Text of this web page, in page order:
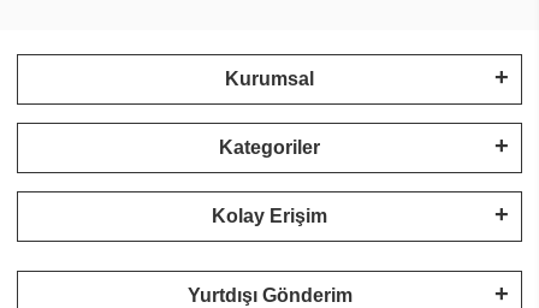
Kurumsal
Kategoriler
Kolay Erişim
Yurtdışı Gönderim